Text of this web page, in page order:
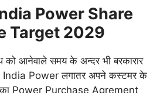
Power Share
Target 2029
को आनेवाले समय के अन्दर भी बरकारार
Power लगातर अपने कस्टमर के
का Power Purchase Agrement